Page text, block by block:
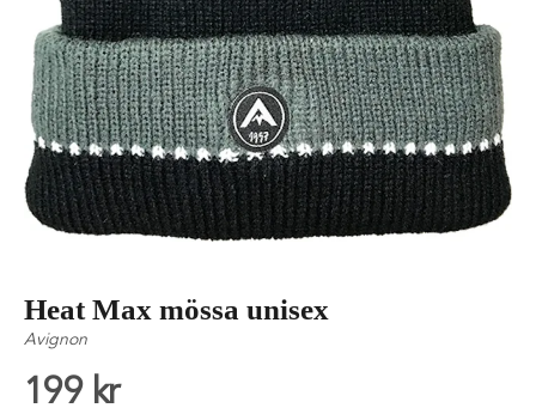
Heat Max mössa unisex
Avignon
199 kr